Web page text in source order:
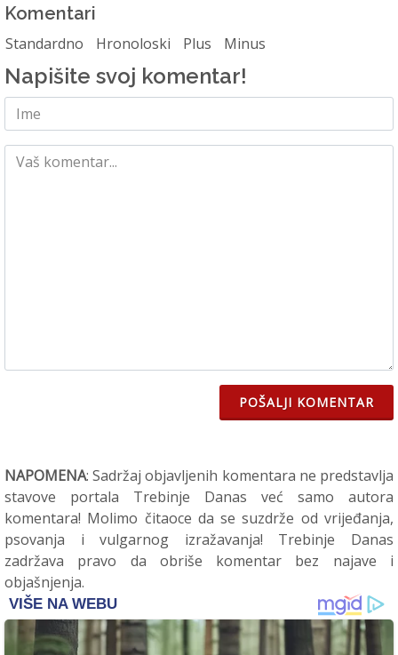
Komentari
Standardno Hronoloski Plus Minus
Napišite svoj komentar!
POŠALJI KOMENTAR
NAPOMENA: Sadržaj objavljenih komentara ne predstavlja
stavove portala Trebinje Danas već samo autora
komentara! Molimo čitaoce da se suzdrže od vrijeđanja,
psovanja i vulgarnog izražavanja! Trebinje Danas
zadržava pravo da obriše komentar bez najave i
objašnjenja.